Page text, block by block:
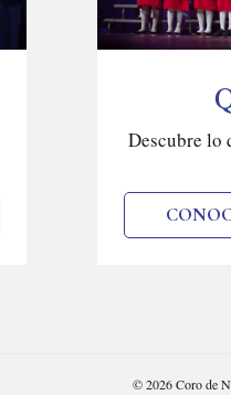
Descubre lo
© 2026 Coro de